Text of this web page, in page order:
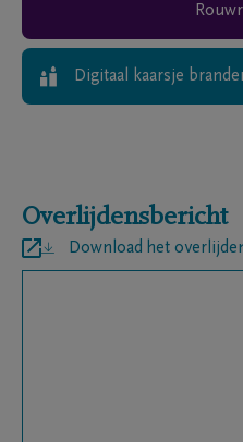
Digitaal kaarsje
Overlijdensbericht
Download het